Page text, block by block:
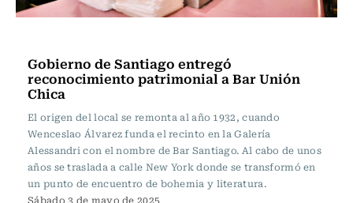
Gobierno de Santiago entregó
reconocimiento patrimonial a Bar Unión
Chica
El origen del local se remonta al año 1932, cuando
Wenceslao Álvarez funda el recinto en la Galería
Alessandri con el nombre de Bar Santiago. Al cabo de unos
años se traslada a calle New York donde se transformó en
un punto de encuentro de bohemia y literatura.
Sábado 3 de mayo de 2025